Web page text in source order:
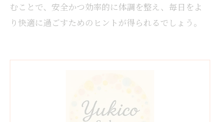
むことで、安全かつ効率的に体調を整え、毎日をよ
り快適に過ごすためのヒントが得られるでしょう。